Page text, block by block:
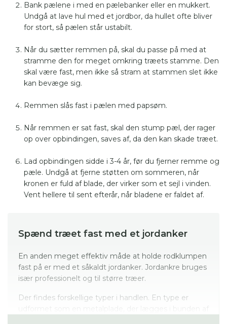
Bank pælene i med en pælebanker eller en mukkert.
Undgå at lave hul med et jordbor, da hullet ofte bliver
for stort, så pælen står ustabilt.
Når du sætter remmen på, skal du passe på med at
stramme den for meget omkring træets stamme. Den
skal være fast, men ikke så stram at stammen slet ikke
kan bevæge sig.
Remmen slås fast i pælen med papsøm.
Når remmen er sat fast, skal den stump pæl, der rager
op over opbindingen, saves af, da den kan skade træet.
Lad opbindingen sidde i 3-4 år, før du fjerner remme og
pæle. Undgå at fjerne støtten om sommeren, når
kronen er fuld af blade, der virker som et sejl i vinden.
Vent hellere til sent efterår, når bladene er faldet af.
Spænd træet fast med et jordanker
En anden meget effektiv måde at holde rodklumpen
fast på er med et såkaldt jordanker. Jordankre bruges
især professionelt og til større træer.
Der findes forskellige typer i handlen. En type er